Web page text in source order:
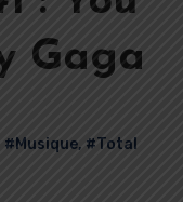
Gaga
#Musique, #Total